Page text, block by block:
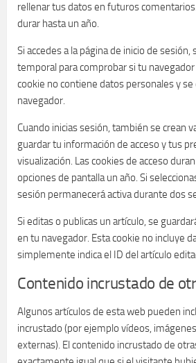
rellenar tus datos en futuros
durar hasta un año.
Si accedes a la página de inicio de sesión,
temporal para comprobar si tu
cookie no contiene datos personales y se
navegador.
Cuando inicias sesión, también se crean
guardar tu información de acceso y tus
visualización. Las cookies de acceso
opciones de pantalla un año. Si
sesión permanecerá activa durante dos
Si editas o publicas un artículo, se
en tu navegador. Esta cookie no incluye
simplemente indica el ID del artículo
Contenido incrustado de
Algunos artículos de esta web pueden
incrustado (por ejemplo vídeos,
externas). El contenido incrustado de